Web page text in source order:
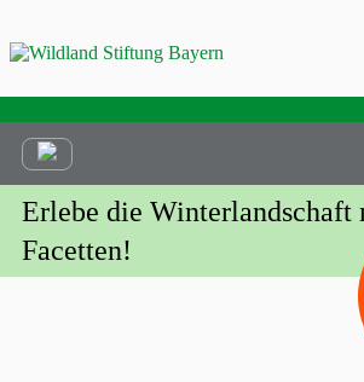
Erlebe die
Facetten!